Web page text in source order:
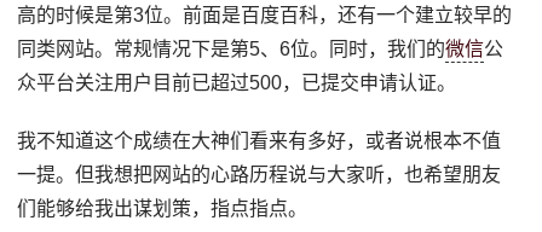
高的时候是第3位。前面是百度百科，还有一个建立较早的
同类网站。常规情况下是第5、6位。同时，我们的微信公
众平台关注用户目前已超过500，已提交申请认证。
我不知道这个成绩在大神们看来有多好，或者说根本不值
一提。但我想把网站的心路历程说与大家听，也希望朋友
们能够给我出谋划策，指点指点。